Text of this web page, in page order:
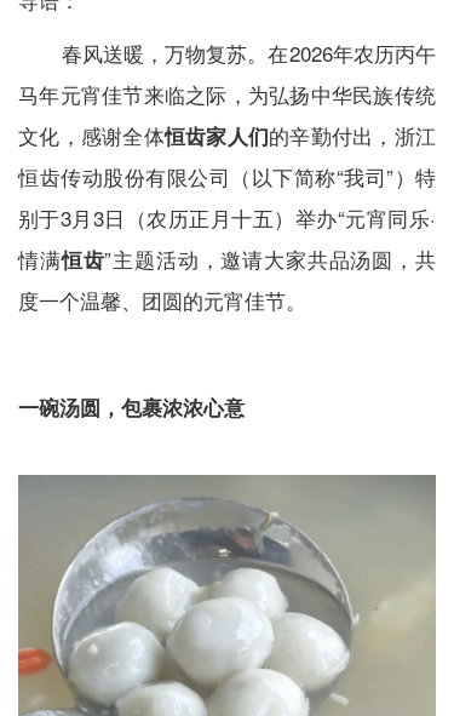
春风送暖，万物复苏。在2026年农历丙午
马年元宵佳节来临之际，为弘扬中华民族传统
文化，感谢全体恒齿家人们的辛勤付出，浙江
恒齿传动股份有限公司（以下简称“我司”）特
别于3月3日（农历正月十五）举办“元宵同乐·
情满恒齿”主题活动，邀请大家共品汤圆，共
度一个温馨、团圆的元宵佳节。
一碗汤圆，包裹浓浓心意